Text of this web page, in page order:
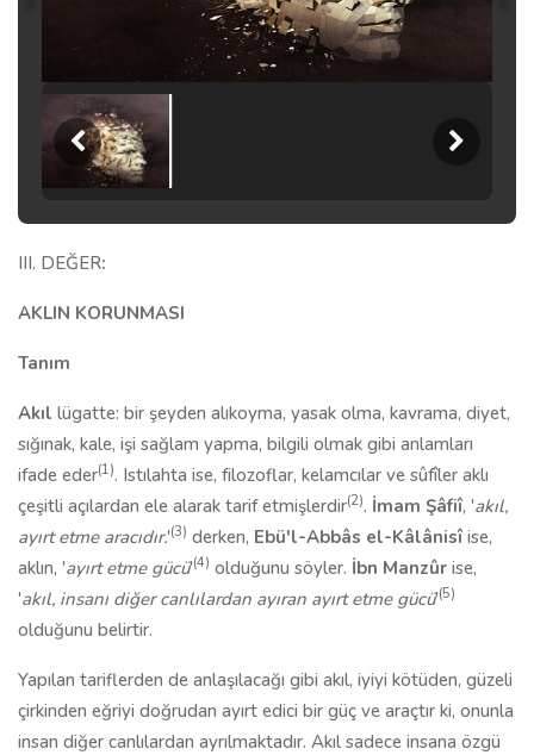
III. DEĞER:
AKLIN KORUNMASI
Tanım
Akıl lügatte: bir şeyden alıkoyma, yasak olma, kavrama, diyet,
sığınak, kale, işi sağlam yapma, bilgili olmak gibi anlamları
ifade eder(1). Istılahta ise, filozoflar, kelamcılar ve sûfîler aklı
çeşitli açılardan ele alarak tarif etmişlerdir(2). İmam Şâfiî, 'akıl,
ayırt etme aracıdır.'(3) derken, Ebü'l-Abbâs el-Kâlânisî ise,
aklın, 'ayırt etme gücü'(4) olduğunu söyler. İbn Manzûr ise,
'akıl, insanı diğer canlılardan ayıran ayırt etme gücü'(5)
olduğunu belirtir.
Yapılan tariflerden de anlaşılacağı gibi akıl, iyiyi kötüden, güzeli
çirkinden eğriyi doğrudan ayırt edici bir güç ve araçtır ki, onunla
insan diğer canlılardan ayrılmaktadır. Akıl sadece insana özgü